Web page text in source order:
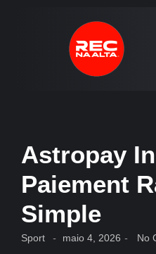
Astropay
Paiement
Simple
Sport - maio 4, 2026 - No